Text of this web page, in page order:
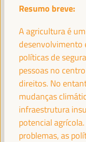
MARÍA JESÚS
Governo espanhol
ANTONIO SANZ
Ministro da
Simplificação
Resumo breve:
A agricultura é
desenvolvimento
políticas de
pessoas no
direitos. No
mudanças
infraestrutura
potencial
problemas, as